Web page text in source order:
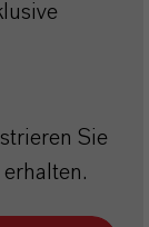
Sie